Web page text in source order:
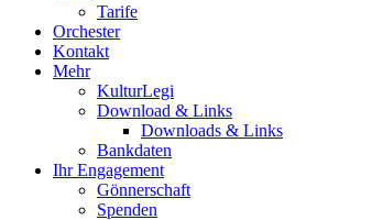
Tarife
Orchester
Kontakt
Mehr
KulturLegi
Download & Links
Downloads & Links
Bankdaten
Ihr Engagement
Gönnerschaft
Spenden